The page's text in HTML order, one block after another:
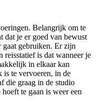
Belangrijk om te
dat je er goed van bewust
gaat gebruiken. Er zijn
reisstatief is dat wanneer je
in elkaar kan
is te vervoeren, in de
die graag in de studio
te gaan is weer een